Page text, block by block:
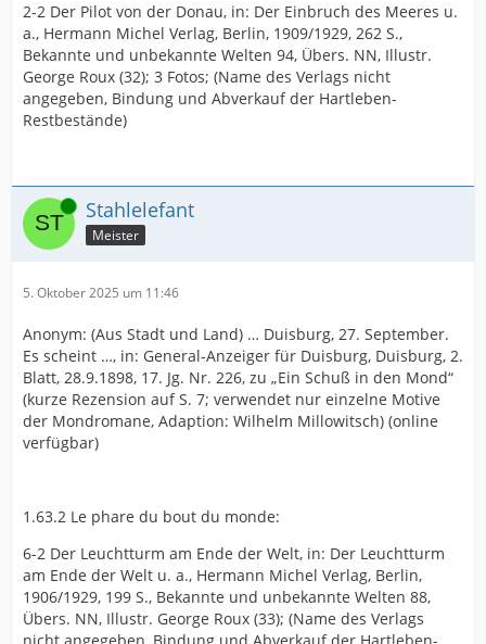
2-2 Der Pilot von der Donau, in: Der Einbruch des Meeres u.
a., Hermann Michel Verlag, Berlin, 1909/1929, 262 S.,
Bekannte und unbekannte Welten 94, Übers. NN, Illustr.
George Roux (32); 3 Fotos; (Name des Verlags nicht
angegeben, Bindung und Abverkauf der Hartleben-
Restbestände)
Online Stahlelefant
Meister
5. Oktober 2025 um 11:46
Anonym: (Aus Stadt und Land) … Duisburg, 27. September.
Es scheint …, in: General-Anzeiger für Duisburg, Duisburg, 2.
Blatt, 28.9.1898, 17. Jg. Nr. 226, zu „Ein Schuß in den Mond“
(kurze Rezension auf S. 7; verwendet nur einzelne Motive
der Mondromane, Adaption: Wilhelm Millowitsch) (online
verfügbar)
1.63.2 Le phare du bout du monde:
6-2 Der Leuchtturm am Ende der Welt, in: Der Leuchtturm
am Ende der Welt u. a., Hermann Michel Verlag, Berlin,
1906/1929, 199 S., Bekannte und unbekannte Welten 88,
Übers. NN, Illustr. George Roux (33); (Name des Verlags